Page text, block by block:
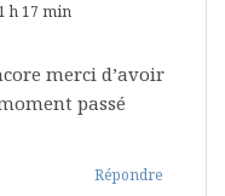
h 17 min
merci d’avoir
passé
Répondre